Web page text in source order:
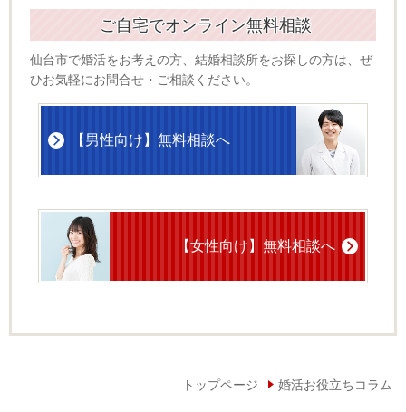
ご自宅でオンライン無料相談
仙台市で婚活をお考えの方、結婚相談所をお探しの方は、ぜ
ひお気軽にお問合せ・ご相談ください。
【男性向け】無料相談へ
【女性向け】無料相談へ
トップページ 婚活お役立ちコラム